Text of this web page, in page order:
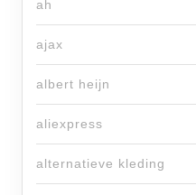
ah
ajax
albert heijn
aliexpress
alternatieve kleding